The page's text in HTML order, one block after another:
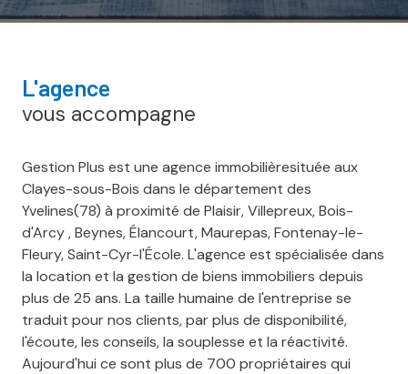
l'agence
vous accompagne
Gestion Plus est une agence immobilièresituée aux
Clayes-sous-Bois dans le département des
Yvelines(78) à proximité de Plaisir, Villepreux, Bois-
d'Arcy , Beynes, Élancourt, Maurepas, Fontenay-le-
Fleury, Saint-Cyr-l'École. L'agence est spécialisée dans
la location et la gestion de biens immobiliers depuis
plus de 25 ans. La taille humaine de l'entreprise se
traduit pour nos clients, par plus de disponibilité,
l'écoute, les conseils, la souplesse et la réactivité.
Aujourd'hui ce sont plus de 700 propriétaires qui